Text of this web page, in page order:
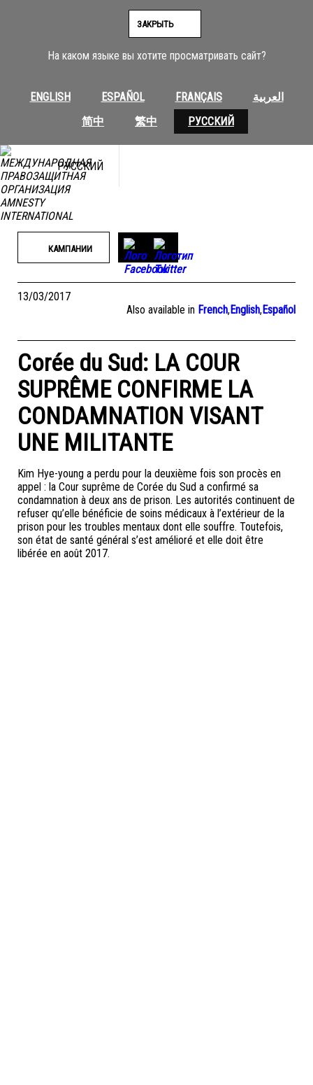
На каком языке вы хотите просматривать сайт?
ENGLISH ESPAÑOL FRANÇAIS
العربية
简中
繁中 РУССКИЙ
ЗАКРЫТЬ
РУССКИЙ
КАМПАНИИ
13/03/2017
Also available in French,English,Español
Corée du Sud: LA COUR
SUPRÊME CONFIRME LA
CONDAMNATION VISANT
UNE MILITANTE
Kim Hye-young a perdu pour la deuxième fois son procès en
appel : la Cour suprême de Corée du Sud a confirmé sa
condamnation à deux ans de prison. Les autorités continuent de
refuser qu’elle bénéficie de soins médicaux à l’extérieur de la
prison pour les troubles mentaux dont elle souffre. Toutefois,
son état de santé général s’est amélioré et elle doit être
libérée en août 2017.